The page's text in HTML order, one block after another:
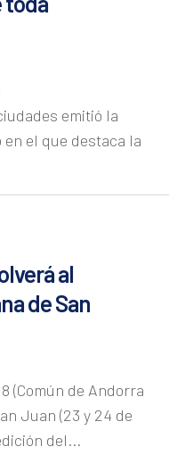
emitió la
el que destaca la
al
de San
(Común de Andorra
Juan (23 y 24 de
del...